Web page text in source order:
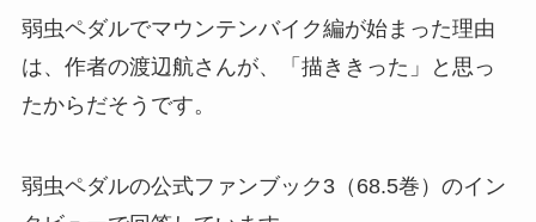
弱虫ペダルでマウンテンバイク編が始まった理由
は、作者の渡辺航さんが、「描ききった」と思っ
たからだそうです。
弱虫ペダルの公式ファンブック3（68.5巻）のイン